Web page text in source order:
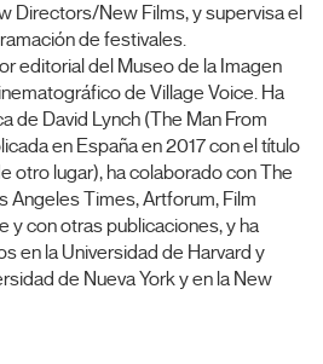
Directors/New Films, y supervisa el
de festivales.
editorial del Museo de la Imagen
de Village Voice. Ha
de David Lynch (The Man From
en España en 2017 con el título
otro lugar), ha colaborado con The
Angeles Times, Artforum, Film
y con otras publicaciones, y ha
en la Universidad de Harvard y
de Nueva York y en la New